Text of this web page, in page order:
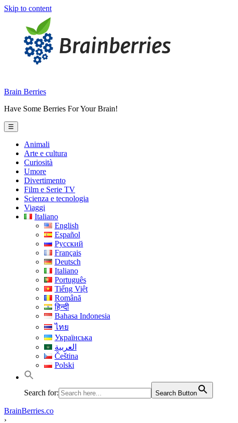
Skip to content
Brain Berries
Have Some Berries For Your Brain!
☰
Animali
Arte e cultura
Curiosità
Umore
Divertimento
Film e Serie TV
Scienza e tecnologia
Viaggi
Italiano
English
Español
Русский
Français
Deutsch
Italiano
Português
Tiếng Việt
Română
हिन्दी
Bahasa Indonesia
ไทย
Українська
العربية
Čeština
Polski
Search for: Search Button
BrainBerries.co
›